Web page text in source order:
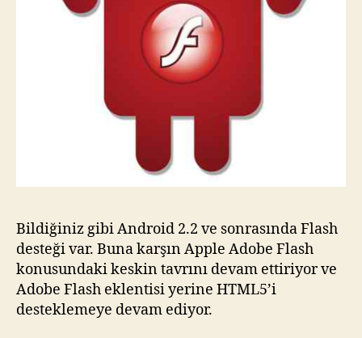
Bildiğiniz gibi Android 2.2 ve sonrasında Flash
desteği var. Buna karşın Apple Adobe Flash
konusundaki keskin tavrını devam ettiriyor ve
Adobe Flash eklentisi yerine HTML5’i
desteklemeye devam ediyor.